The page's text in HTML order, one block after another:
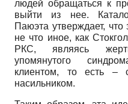
людей обращаться к
выйти из нее.
Паюэта утверждает, что
не что иное, как
РКС, являясь
упомянутого
клиентом, то есть –
насильником.